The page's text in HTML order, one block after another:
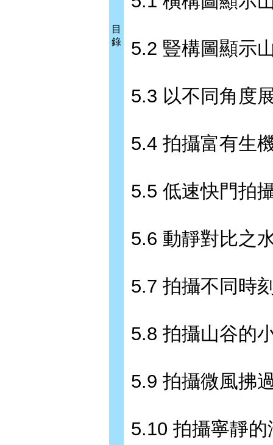
目
錄
5.2 豎構圖顯示
5.3 以不同角度
5.4 拍攝富有生
5.5 低速快門拍
5.6 動靜對比之
5.7 拍攝不同時
5.8 拍攝山谷的
5.9 拍攝微風拂
5.10 拍攝寧靜的